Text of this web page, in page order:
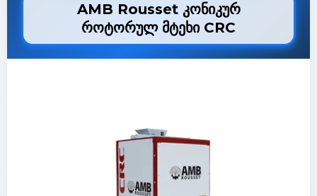
AMB Rousset კონიკურ
როტორულ მტეხი CRC